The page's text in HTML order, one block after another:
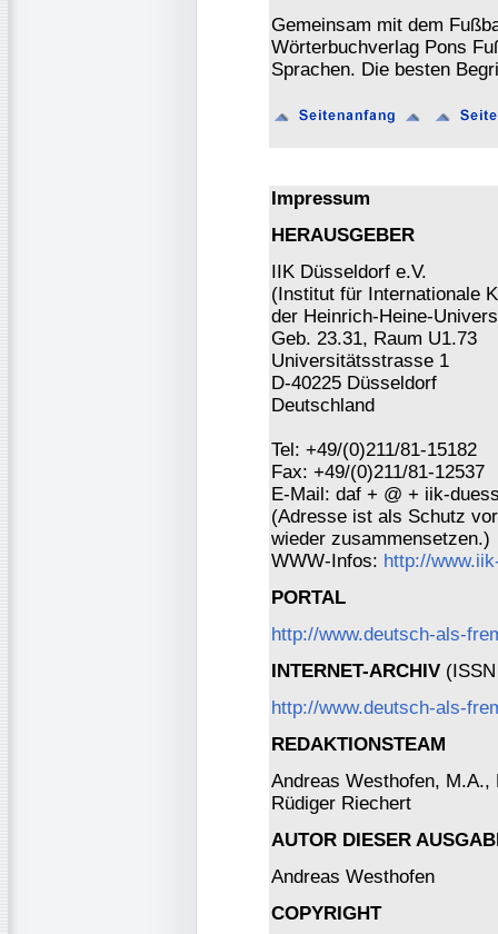
Gemeinsam mit dem
Wörterbuchverlag Pons
Sprachen. Die besten
Impressum
HERAUSGEBER
IIK Düsseldorf e.V.
(Institut für Internationale
der Heinrich-Heine-
Geb. 23.31, Raum U1.73
Universitätsstrasse 1
D-40225 Düsseldorf
Deutschland
Tel: +49/(0)211/81-15182
Fax: +49/(0)211/81-12537
E-Mail: daf + @ + iik-
(Adresse ist als Schutz
wieder zusammensetzen.)
WWW-Infos: http://
PORTAL
http://www.deutsch-als-
INTERNET-ARCHIV
http://www.deutsch-als-
REDAKTIONSTEAM
Andreas Westhofen, M.A.,
Rüdiger Riechert
AUTOR DIESER
Andreas Westhofen
COPYRIGHT